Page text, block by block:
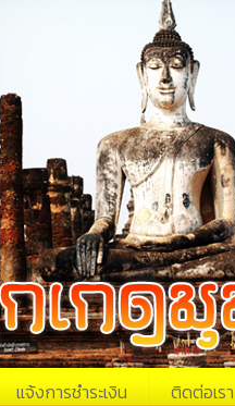
แจ้งการชำระเงิน ติดต่อเรา